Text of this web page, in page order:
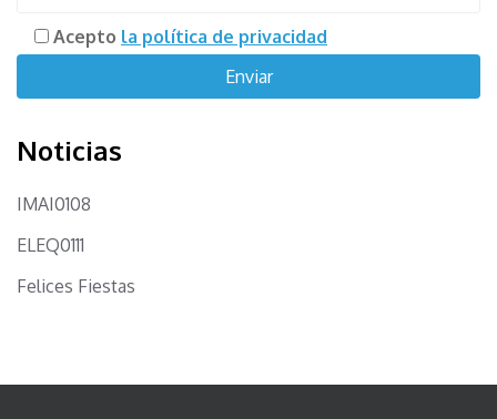
Acepto la política de privacidad
Noticias
IMAI0108
ELEQ0111
Felices Fiestas